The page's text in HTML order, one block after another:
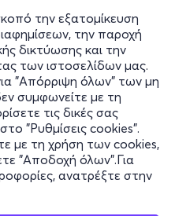
την εξατομίκευση
την παροχή
δικτύωσης και την
των ιστοσελίδων μας.
"Απόρριψη όλων" των μη
συμφωνείτε με τη
τις δικές σας
"Ρυθμίσεις cookies".
με τη χρήση των cookies,
"Αποδοχή όλων".Για
ανατρέξτε στην